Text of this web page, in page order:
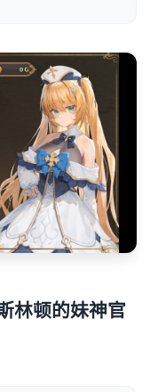
林顿的妹神官